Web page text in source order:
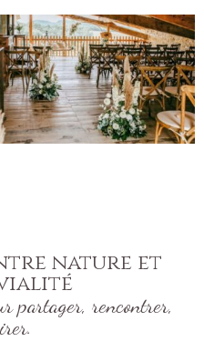
nature et
partager, rencontrer,